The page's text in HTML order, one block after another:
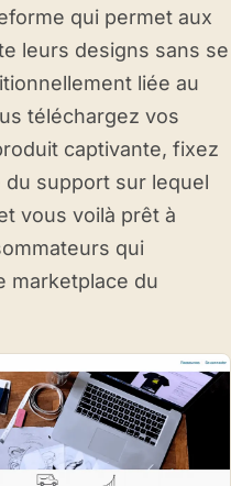
qui permet aux
leurs designs sans se
liée au
téléchargez vos
captivante, fixez
support sur lequel
vous voilà prêt à
qui
marketplace du